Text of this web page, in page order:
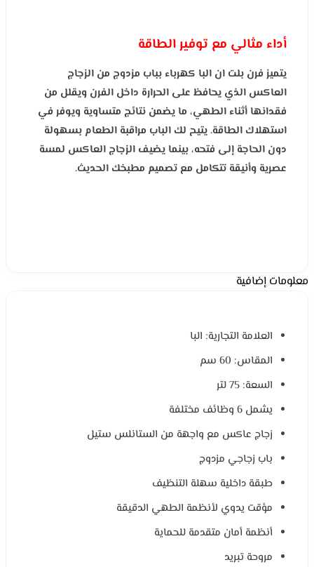
أداء مثالي مع توفير الطاقة
يتميز فرن بلت ان البا كهرباء بباب مزدوج من الزجاج
العاكس الذي يحافظ على الحرارة داخل الفرن ويقلل من
فقدانها أثناء الطهي، ما يضمن نتائج متساوية ويوفر في
استهلاك الطاقة. يتيح لك الباب مراقبة الطعام بسهولة
دون الحاجة إلى فتحه، بينما يضيف الزجاج العاكس لمسة
عصرية وأنيقة تتكامل مع تصميم مطبخك الحديث.
معلومات إضافية
العلامة التجارية: البا
المقاس: 60 سم
السعة: 75 لتر
يشمل 6 وظائف مختلفة
زجاج عاكس مع واجهة من الستانلس ستيل
باب زجاجي مزدوج
طبقة داخلية سهلة التنظيف
مؤقت يدوي لأنظمة الطهي الدقيقة
أنظمة أمان متقدمة للحماية
مروحة تبريد